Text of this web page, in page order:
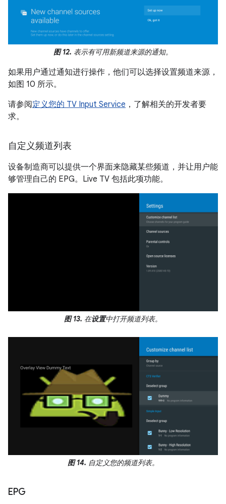
图 12. 表示有可用新频道来源的通知。
如果用户通过通知进行操作，他们可以选择设置频道来源，
如图 10 所示。
请参阅定义您的 TV Input Service ，了解相关的开发者要
求。
自定义频道列表
设备制造商可以提供一个界面来隐藏某些频道，并让用户能
够管理自己的 EPG。Live TV 包括此项功能。
图 13. 在设置中打开频道列表。
图 14. 自定义您的频道列表。
EPG